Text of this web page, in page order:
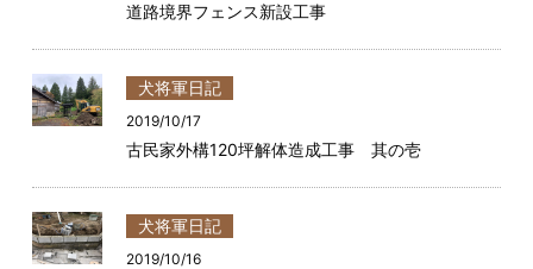
道路境界フェンス新設工事
犬将軍日記
2019/10/17
古民家外構120坪解体造成工事 其の壱
犬将軍日記
2019/10/16